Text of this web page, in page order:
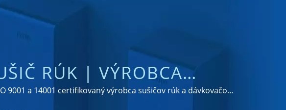
RÚK | VÝROBCA
OCELE | HOKWANG
a 14001 certifikovaný výrobca sušičov rúk a dávkovačov